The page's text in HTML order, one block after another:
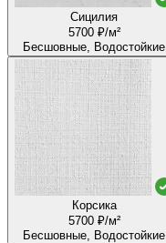
Сицилия
5700 ₽/м²
Бесшовные, Водостойкие
Корсика
5700 ₽/м²
Бесшовные, Водостойкие